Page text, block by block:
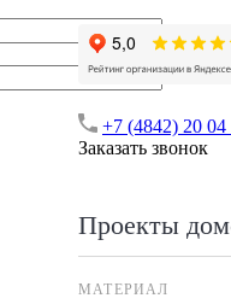
+7 (4842) 20 04
Заказать звонок
Проекты
МАТЕРИАЛ